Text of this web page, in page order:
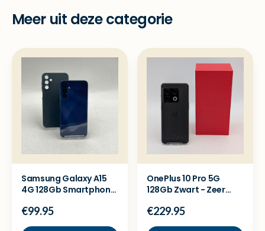
Meer uit deze categorie
Samsung Galaxy A15
4G 128Gb Smartphone
€99.95
OnePlus 10 Pro 5G
128Gb Zwart - Zeer
€229.95